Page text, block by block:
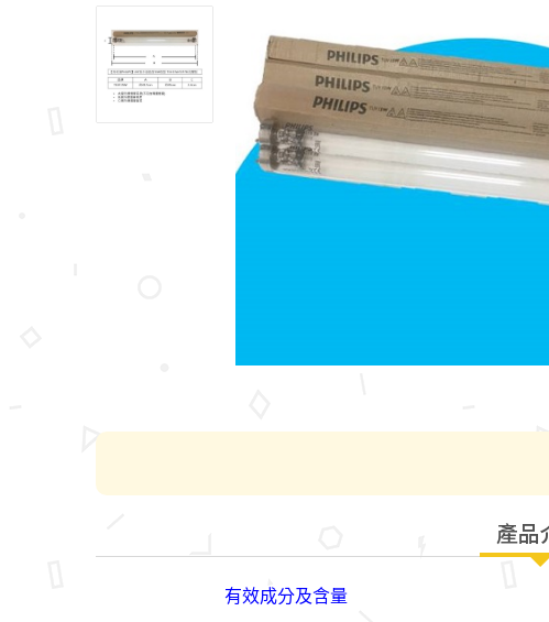
產品
有效成分及含量